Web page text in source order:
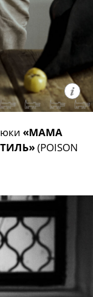
«МАМА
(POISON